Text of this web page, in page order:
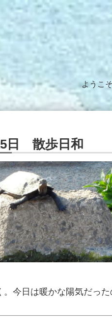
ようこそ
日 散歩日和
今日は暖かな陽気だっ